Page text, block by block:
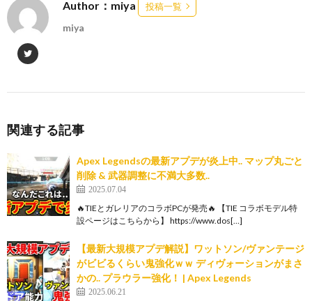
Author：miya 投稿一覧
miya
関連する記事
Apex Legendsの最新アプデが炎上中.. マップ丸ごと
削除 & 武器調整に不満大多数..
2025.07.04
🔥TIEとガレリアのコラボPCが発売🔥 【TIE コラボモデル特
設ページはこちらから】 https://www.dos[…]
【最新大規模アプデ解説】ワットソン/ヴァンテージ
がビビるくらい鬼強化ｗｗ ディヴォーションがまさ
かの.. プラウラー強化！ | Apex Legends
2025.06.21